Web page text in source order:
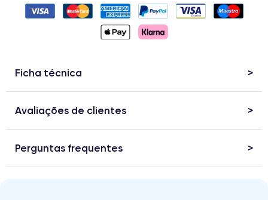
Ficha técnica
Avaliações de clientes
Perguntas frequentes